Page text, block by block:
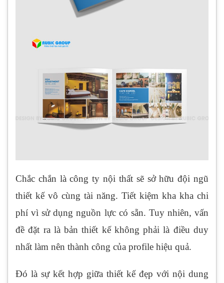
Chắc chắn là công ty nội thất sẽ sở hữu đội ngũ
thiết kế vô cùng tài năng. Tiết kiệm kha kha chi
phí vì sử dụng nguồn lực có sẵn. Tuy nhiên, vấn
đề đặt ra là bản thiết kế không phải là điều duy
nhất làm nên thành công của profile hiệu quả.
Đó là sự kết hợp giữa thiết kế đẹp với nội dung